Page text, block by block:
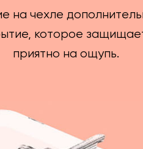
на чехле
которое
приятно на ощупь.